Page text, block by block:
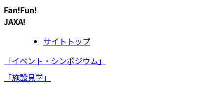
Fan!Fun!
JAXA!
サイトトップ
「イベント・シンポジウム」
「施設見学」